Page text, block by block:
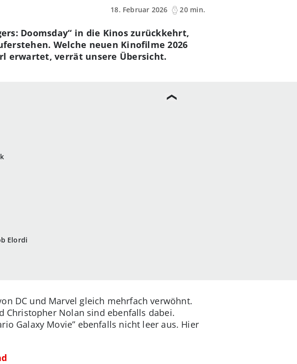
18. Februar 2026
20 min.
Elordi
Doomsday“ in die Kinos zurückkehrt,
Welche neuen Kinofilme 2026
erwartet, verrät unsere Übersicht.
DC und Marvel gleich mehrfach verwöhnt.
Christopher Nolan sind ebenfalls dabei.
Galaxy Movie” ebenfalls nicht leer aus. Hier